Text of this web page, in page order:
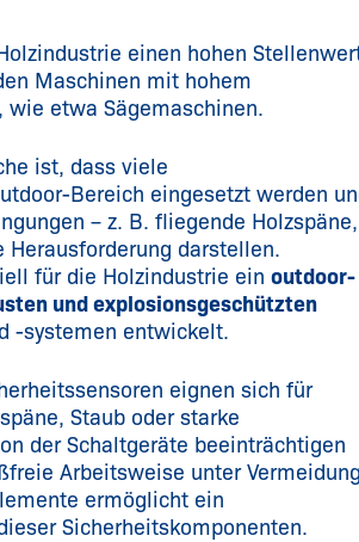
einen hohen
Maschinen mit hohem
etwa Sägemaschinen.
ist, dass viele
Bereich eingesetzt werden
– z. B. fliegende
darstellen.
für die Holzindustrie ein outdoor-
und explosionsgeschützten
-systemen entwickelt.
eignen sich für
Staub oder starke
der Schaltgeräte beeinträchtigen
Arbeitsweise unter Vermeidung
ermöglicht ein
Sicherheitskomponenten.